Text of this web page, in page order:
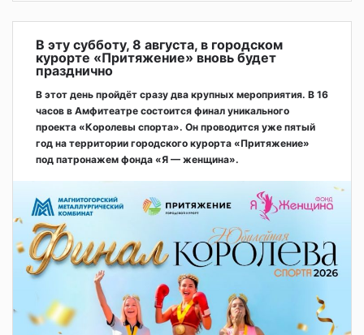
В эту субботу, 8 августа, в городском
курорте «Притяжение» вновь будет
празднично
В этот день пройдёт сразу два крупных мероприятия. В 16
часов в Амфитеатре состоится финал уникального
проекта «Королевы спорта». Он проводится уже пятый
год на территории городского курорта «Притяжение»
под патронажем фонда «Я — женщина».